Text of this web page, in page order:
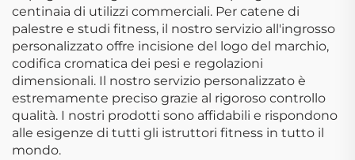
centinaia di utilizzi commerciali. Per catene di
palestre e studi fitness, il nostro servizio all'ingrosso
personalizzato offre incisione del logo del marchio,
codifica cromatica dei pesi e regolazioni
dimensionali. Il nostro servizio personalizzato è
estremamente preciso grazie al rigoroso controllo
qualità. I nostri prodotti sono affidabili e rispondono
alle esigenze di tutti gli istruttori fitness in tutto il
mondo.